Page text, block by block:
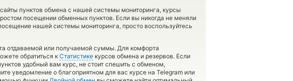
пунктов обмена с нашей системы мониторинга, курсы
посещении обменных пунктов. Если вы никогда не меняли
нашей системы мониторинга, просто воспользуйтесь
отдаваемой или получаемой суммы. Для комфорта
обратиться кСтатистике курсов обмена и резервов. Если
удобный вам курс, не стоит спешить с обменом,
уведомление о благоприятном для вас курсе на Telegram или